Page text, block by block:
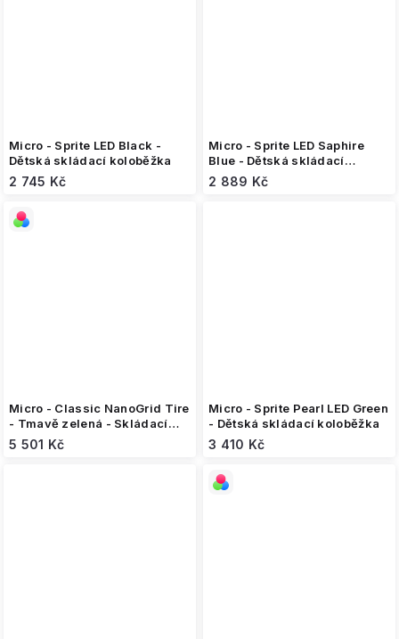
Micro - Sprite LED Black -
Dětská skládací koloběžka
2 745 Kč
Micro - Sprite LED Saphire
Blue - Dětská skládací
koloběžka
2 889 Kč
Micro - Classic NanoGrid Tire
- Tmavě zelená - Skládací
koloběžka
5 501 Kč
Micro - Sprite Pearl LED Green
- Dětská skládací koloběžka
3 410 Kč